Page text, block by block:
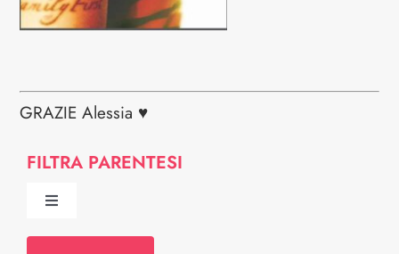
GRAZIE Alessia ♥
FILTRA PARENTESI
Toggle